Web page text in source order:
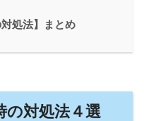
処法】まとめ
の対処法４選